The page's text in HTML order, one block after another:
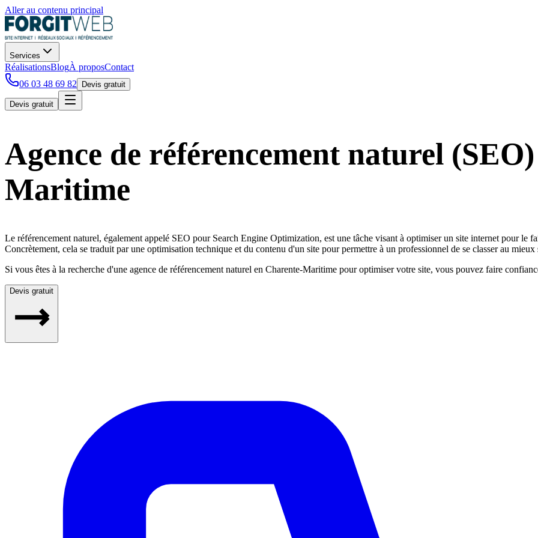
Aller au contenu principal
Services
RéalisationsBlogÀ proposContact
06 03 48 69 82
Devis gratuit
Devis gratuit
Agence de référencement naturel
Maritime
Le référencement naturel, également appelé SEO pour Search Engine Optimization, est une tâche visant à optimiser un site internet pour le
Concrètement, cela se traduit par une optimisation technique et du contenu d'un site pour permettre à un professionnel de se classer au
Si vous êtes à la recherche d'une agence de référencement naturel en Charente-Maritime pour optimiser votre site, vous pouvez faire
Devis gratuit